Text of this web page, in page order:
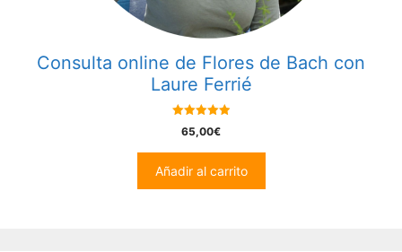
Consulta online de Flores de Bach con
Laure Ferrié
5.00
out of 5
65,00€
Añadir al carrito